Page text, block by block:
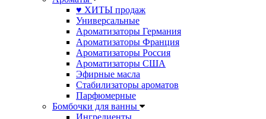
♥ ХИТЫ продаж
Универсальные
Ароматизаторы Германия
Ароматизаторы Франция
Ароматизаторы Россия
Ароматизаторы США
Эфирные масла
Стабилизаторы ароматов
Парфюмерные
Бомбочки для ванны